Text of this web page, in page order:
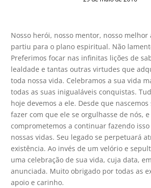
Nosso herói, nosso mentor, nosso melhor
partiu para o plano espiritual. Não
Preferimos focar nas infinitas lições de
lealdade e tantas outras virtudes que
toda nossa vida. Celebramos a sua vida
todas as suas inigualáveis conquistas.
hoje devemos a ele. Desde que
fazer com que ele se orgulhasse de nós, e
comprometemos a continuar fazendo
nossas vidas. Seu legado se perpetuará
existência. Ao invés de um velório e
uma celebração de sua vida, cuja data,
anunciada. Muito obrigado por todas as
apoio e carinho.